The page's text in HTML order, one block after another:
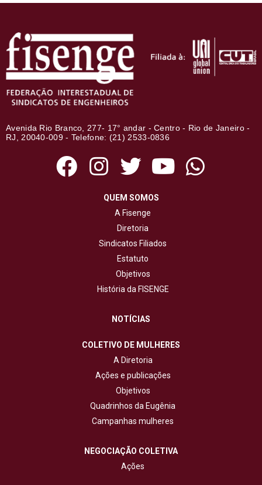
Avenida Rio Branco, 277- 17° andar - Centro - Rio de Janeiro -
RJ, 20040-009 - Telefone: (21) 2533-0836
QUEM SOMOS
A Fisenge
Diretoria
Sindicatos Filiados
Estatuto
Objetivos
História da FISENGE
NOTÍCIAS
COLETIVO DE MULHERES
A Diretoria
Ações e publicações
Objetivos
Quadrinhos da Eugênia
Campanhas mulheres
NEGOCIAÇÃO COLETIVA
Ações